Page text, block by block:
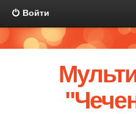
Войти